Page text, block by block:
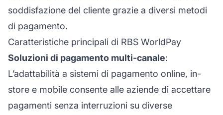
soddisfazione del cliente grazie a diversi metodi
di pagamento.
Caratteristiche principali di RBS WorldPay
Soluzioni di pagamento multi-canale:
L’adattabilità a sistemi di pagamento online, in-
store e mobile consente alle aziende di accettare
pagamenti senza interruzioni su diverse